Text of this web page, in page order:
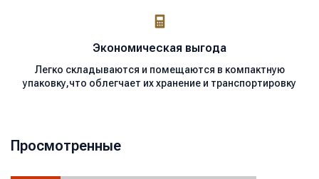
Экономическая выгода
Легко складываются и помещаются в компактную
упаковку,что облегчает их хранение и транспортировку
Просмотренные